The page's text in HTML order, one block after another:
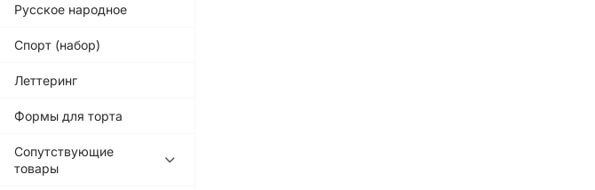
Русское народное
Спорт (набор)
Леттеринг
Формы для торта
Сопутствующие
товары